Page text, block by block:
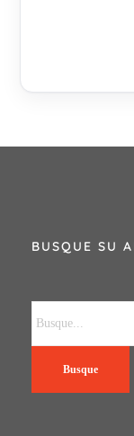
BUSQUE SU
Busque